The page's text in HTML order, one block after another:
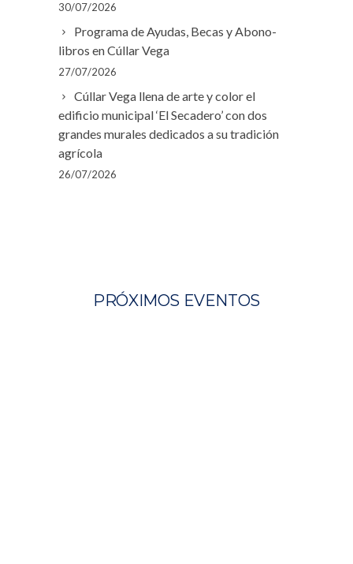
30/07/2026
Programa de Ayudas, Becas y Abono-
libros en Cúllar Vega
27/07/2026
Cúllar Vega llena de arte y color el
edificio municipal ‘El Secadero’ con dos
grandes murales dedicados a su tradición
agrícola
26/07/2026
PRÓXIMOS EVENTOS